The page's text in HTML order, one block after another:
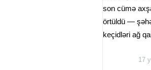
son cümə
örtüldü —
keçidləri ağ
17